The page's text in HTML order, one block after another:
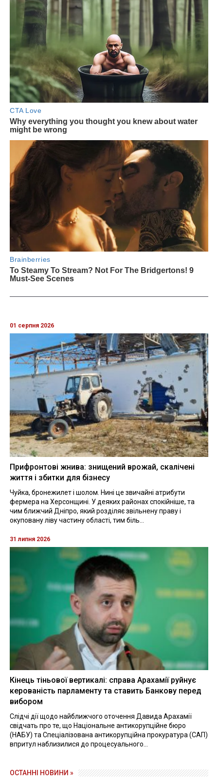
01 серпня 2026
Прифронтові жнива: знищений врожай, скалічені
життя і збитки для бізнесу
Чуйка, бронежилет і шолом. Нині це звичайні атрибути
фермера на Херсонщині. У деяких районах спокійніше, та
чим ближчий Дніпро, який розділяє звільнену праву і
окуповану ліву частину області, тим біль...
31 липня 2026
Кінець тіньової вертикалі: справа Арахамії руйнує
керованість парламенту та ставить Банкову перед
вибором
Слідчі дії щодо найближчого оточення Давида Арахамії
свідчать про те, що Національне антикорупційне бюро
(НАБУ) та Спеціалізована антикорупційна прокуратура (САП)
впритул наблизилися до процесуального...
ОСТАННІ НОВИНИ »